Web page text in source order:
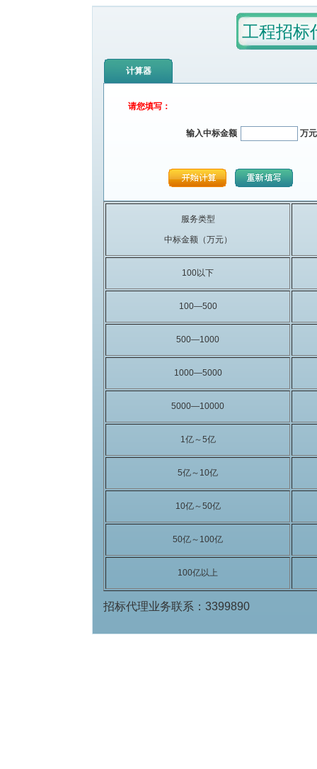
工程招标
计算器
请您填写：
输入中标金额 万元
服务类型
中标金额（万元）
100以下
100—500
500—1000
1000—5000
5000—10000
1亿～5亿
5亿～10亿
10亿～50亿
50亿～100亿
100亿以上
招标代理业务联系：3399890